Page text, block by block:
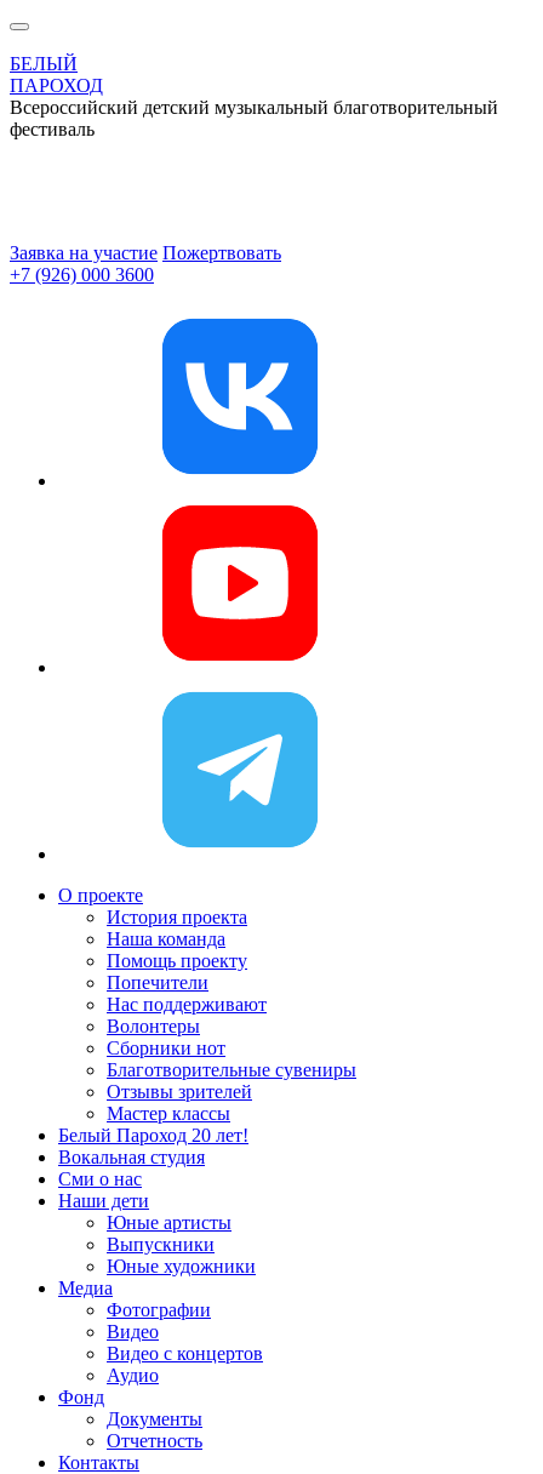
БЕЛЫЙ
ПАРОХОД
Всероссийский детский музыкальный благотворительный
фестиваль
Заявка на участие Пожертвовать
+7 (926) 000 3600
О проекте
История проекта
Наша команда
Помощь проекту
Попечители
Нас поддерживают
Волонтеры
Сборники нот
Благотворительные сувениры
Отзывы зрителей
Мастер классы
Белый Пароход 20 лет!
Вокальная студия
Сми о нас
Наши дети
Юные артисты
Выпускники
Юные художники
Медиа
Фотографии
Видео
Видео с концертов
Аудио
Фонд
Документы
Отчетность
Контакты